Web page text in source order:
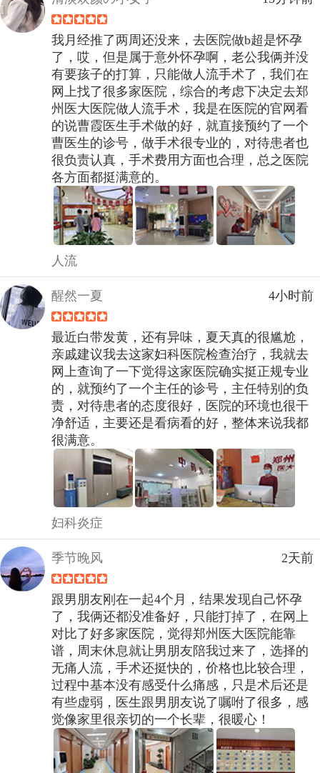
我月经推了两周还没来，去医院做b超是怀孕
了，哎，但是属于意外怀孕啊，老公我俩并没
有要孩子的打算，只能做人流手术了，我们在
网上找了很多家医院，综合的考虑下决定去郑
州医大医院做人流手术，我是在医院的官网看
的说曹霞医生手术做的好，就直接预约了一个
曹医生的诊号，做手术很专业的，对待患者也
很负责认真，手术费用方面也合理，总之医院
各方面都挺满意的。
人流
醒然一夏 4小时前
最近白带发黄，还有异味，夏天真的很尴尬，
亲戚建议我去这家妇科医院检查治疗，我就去
网上查询了一下觉得这家医院确实挺正规专业
的，就预约了一个主任的诊号，主任特别的负
责，对待患者的态度很好，医院的环境也很干
净舒适，主要还是看病看的好，整体来说我都
很满意。
妇科炎症
季节晚风 2天前
跟男朋友刚在一起4个月，结果发现自己怀孕
了，我俩还都没准备好，只能打掉了，在网上
对比了好多家医院，觉得郑州医大医院能靠
谱，周末休息就让男朋友陪我过来了，选择的
无痛人流，手术还挺快的，价格也比较合理，
过程中基本没有感受什么痛感，只是术后还是
有些虚弱，医生跟男朋友说了嘱咐了很多，感
觉像家里很亲切的一个长辈，很暖心！